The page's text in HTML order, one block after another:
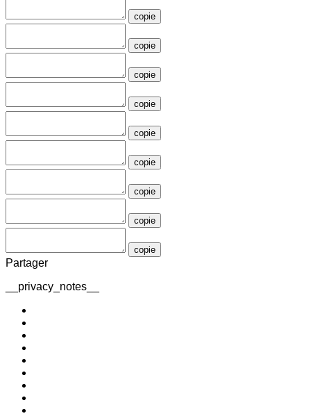
copie
copie
copie
copie
copie
copie
copie
copie
copie
Partager
__privacy_notes__